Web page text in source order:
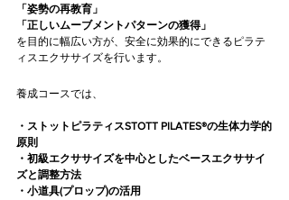
「姿勢の再教育」
「正しいムーブメントパターンの獲得」
を目的に幅広い方が、安全に効果的にできるピラテ
ィスエクササイズを行います。
養成コースでは、
・ストットピラティスSTOTT PILATES®の生体力学的
原則
・初級エクササイズを中心としたベースエクササイ
ズと調整方法
・小道具(プロップ)の活用